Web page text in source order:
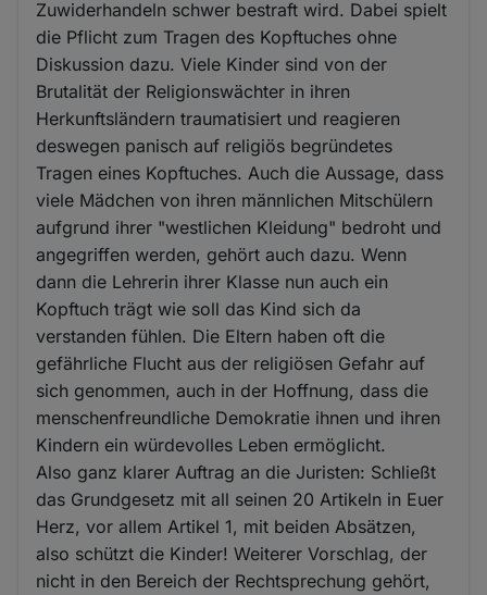
Zuwiderhandeln schwer bestraft wird. Dabei spielt
die Pflicht zum Tragen des Kopftuches ohne
Diskussion dazu. Viele Kinder sind von der
Brutalität der Religionswächter in ihren
Herkunftsländern traumatisiert und reagieren
deswegen panisch auf religiös begründetes
Tragen eines Kopftuches. Auch die Aussage, dass
viele Mädchen von ihren männlichen Mitschülern
aufgrund ihrer "westlichen Kleidung" bedroht und
angegriffen werden, gehört auch dazu. Wenn
dann die Lehrerin ihrer Klasse nun auch ein
Kopftuch trägt wie soll das Kind sich da
verstanden fühlen. Die Eltern haben oft die
gefährliche Flucht aus der religiösen Gefahr auf
sich genommen, auch in der Hoffnung, dass die
menschenfreundliche Demokratie ihnen und ihren
Kindern ein würdevolles Leben ermöglicht.
Also ganz klarer Auftrag an die Juristen: Schließt
das Grundgesetz mit all seinen 20 Artikeln in Euer
Herz, vor allem Artikel 1, mit beiden Absätzen,
also schützt die Kinder! Weiterer Vorschlag, der
nicht in den Bereich der Rechtsprechung gehört,